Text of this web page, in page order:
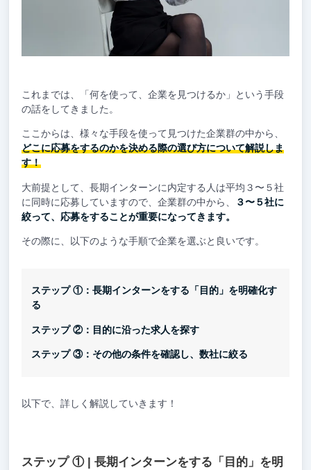
これまでは、「何を使って、企業を見つけるか」という手段
の話をしてきました。
ここからは、様々な手段を使って見つけた企業群の中から、
どこに応募をするのかを決める際の選び方について解説しま
す！
大前提として、長期インターンに内定する人は平均３〜５社
に同時に応募していますので、企業群の中から、
３〜５社に
絞って、応募をすることが重要になってきます。
その際に、以下のような手順で企業を選ぶと良いです。
ステップ ①：長期インターンをする「目的」を明確化す
る
ステップ ②：目的に沿った求人を探す
ステップ ③：その他の条件を確認し、数社に絞る
以下で、詳しく解説していきます！
ステップ ① | 長期インターンをする「目的」を明